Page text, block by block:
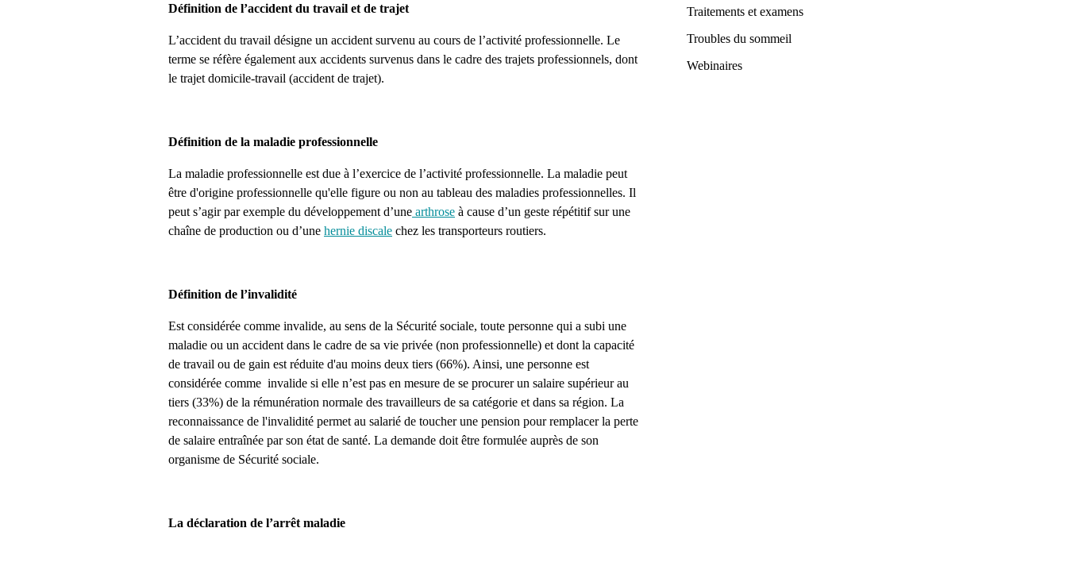
Définition de l’accident du travail et de trajet
L’accident du travail désigne un accident survenu au cours de l’activité professionnelle. Le
terme se réfère également aux accidents survenus dans le cadre des trajets professionnels, dont
le trajet domicile-travail (accident de trajet).
Définition de la maladie professionnelle
La maladie professionnelle est due à l’exercice de l’activité professionnelle. La maladie peut
être d'origine professionnelle qu'elle figure ou non au tableau des maladies professionnelles. Il
peut s’agir par exemple du développement d’une arthrose à cause d’un geste répétitif sur une
chaîne de production ou d’une hernie discale chez les transporteurs routiers.
Définition de l’invalidité
Est considérée comme invalide, au sens de la Sécurité sociale, toute personne qui a subi une
maladie ou un accident dans le cadre de sa vie privée (non professionnelle) et dont la capacité
de travail ou de gain est réduite d'au moins deux tiers (66%). Ainsi, une personne est
considérée comme invalide si elle n’est pas en mesure de se procurer un salaire supérieur au
tiers (33%) de la rémunération normale des travailleurs de sa catégorie et dans sa région. La
reconnaissance de l'invalidité permet au salarié de toucher une pension pour remplacer la perte
de salaire entraînée par son état de santé. La demande doit être formulée auprès de son
organisme de Sécurité sociale.
La déclaration de l’arrêt maladie
Traitements et examens
Troubles du sommeil
Webinaires